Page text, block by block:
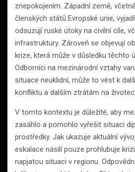
znepokojením. Západní země,
členských států Evropské unie,
odsuzují ruské útoky na civilní cíle,
infrastruktury. Zároveň se objevují
krize, která může v důsledku těchto
Odborníci na mezinárodní vztahy
situace neuklidní, může to vést k
konfliktu a dalším ztrátám na
V tomto kontextu je důležité, aby
zasáhlo a pomohlo vyřešit situaci
prostředky. Jak ukazuje aktuální
eskalace násilí pouze prohlubuje
napjatou situaci v regionu.